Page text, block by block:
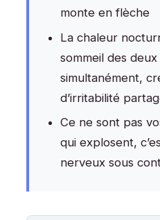
monte en flèche
La chaleur
sommeil des
simultanément,
d’irritabilité
Ce ne sont pas
qui explosent,
nerveux sous